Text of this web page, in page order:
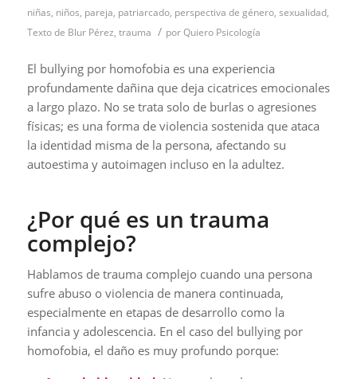
niñas, niños, pareja, patriarcado, perspectiva de género, sexualidad,
Texto de Blur Pérez, trauma / porQuiero Psicología
El bullying por homofobia es una experiencia
profundamente dañina que deja cicatrices emocionales
a largo plazo. No se trata solo de burlas o agresiones
físicas; es una forma de violencia sostenida que ataca
la identidad misma de la persona, afectando su
autoestima y autoimagen incluso en la adultez.
¿Por qué es un trauma
complejo?
Hablamos de trauma complejo cuando una persona
sufre abuso o violencia de manera continuada,
especialmente en etapas de desarrollo como la
infancia y adolescencia. En el caso del bullying por
homofobia, el daño es muy profundo porque: